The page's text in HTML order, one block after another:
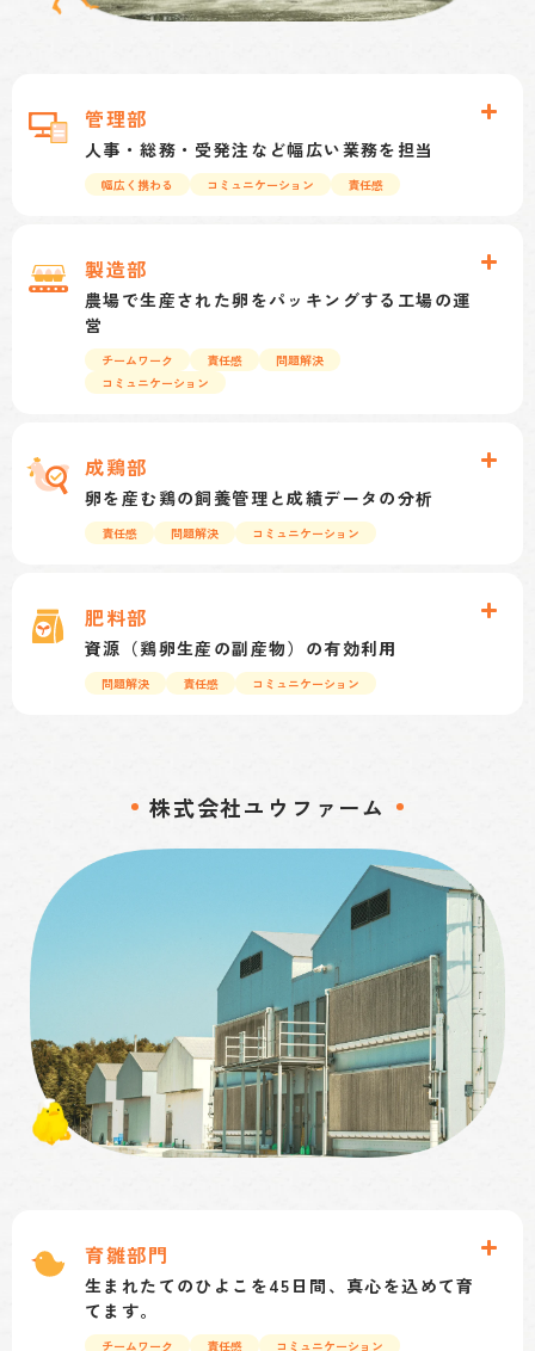
管理部
人事・総務・受発注など幅広い業務を担当
幅広く携わる コミュニケーション 責任感
理、備品管理、健康診断手配等の総務業務、八千
代ポートリーとの商品受発注業、伝票入力業務等
幅広い業務を行っております。ミスが無いよう心
がけて仕事に取り組んでおります。
製造部
農場で生産された卵をパッキングする工場の運
営
チームワーク 責任感
問題解決
コミュニケーション
てスーパーなどで売られているパック卵を製造す
る仕事です。製造工程の管理のほか、パート従業
員の教育やシフト管理も行います。また、工程の
多くが機械化されているので、それらのメンテナ
成鶏部
卵を産む鶏の飼養管理と成績データの分析
責任感 問題解決 コミュニケーション
できるように管理や舎内の環境整備をする仕事で
す。さらに各鶏群の産卵成績を分析して、問題点
の発見、原因調査、修正を行ったり、機械設備の
メンテナンスや修理も行います。また、パート従
肥料部
資源（鶏卵生産の副産物）の有効利用
問題解決 責任感 コミュニケーション
行います。機械設備のメンテナンスや修理のほか
重機（ホイルローダー、フォークリフト）の操作
が必須です。また、パート従業員の教育やシフト
株式会社ユウファーム
育雛部門
生まれたてのひよこを45日間、真心を込めて育
てます。
チームワーク 責任感 コミュニケーション